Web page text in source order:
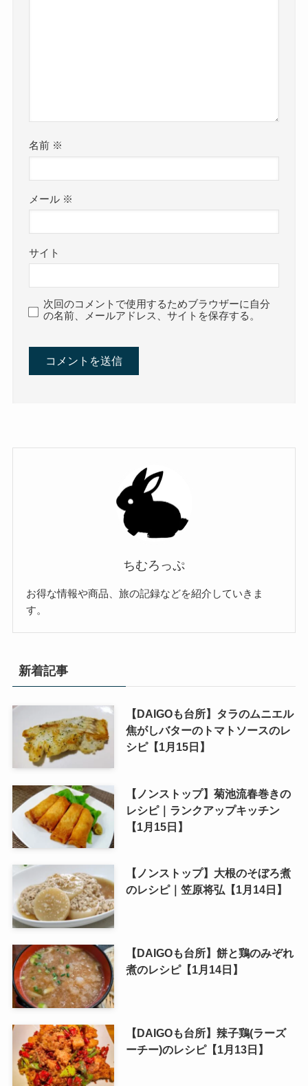
名前 ※
メール ※
サイト
次回のコメントで使用するためブラウザーに自分
の名前、メールアドレス、サイトを保存する。
ちむろっぷ
お得な情報や商品、旅の記録などを紹介していきま
す。
新着記事
【DAIGOも台所】タラのムニエル
焦がしバターのトマトソースのレ
シピ【1月15日】
【ノンストップ】菊池流春巻きの
レシピ｜ランクアップキッチン
【1月15日】
【ノンストップ】大根のそぼろ煮
のレシピ｜笠原将弘【1月14日】
【DAIGOも台所】餅と鶏のみぞれ
煮のレシピ【1月14日】
【DAIGOも台所】辣子鶏(ラーズ
ーチー)のレシピ【1月13日】